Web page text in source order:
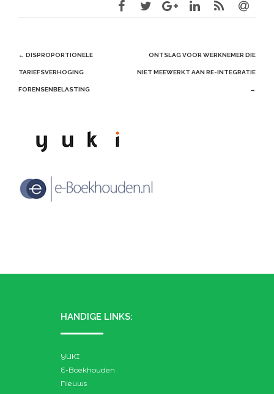
Post
navigation
← DISPROPORTIONELE
TARIEFSVERHOGING
FORENSENBELASTING
ONTSLAG VOOR WERKNEMER DIE
NIET MEEWERKT AAN RE-INTEGRATIE
→
HANDIGE LINKS:
YUKI
E-Boekhouden
Nieuws